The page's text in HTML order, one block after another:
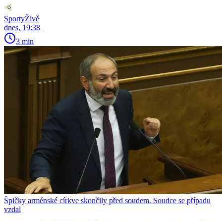
SportyŽivě
dnes, 19:38
3 min
Špičky arménské církve skončily před soudem. Soudce se případu
vzdal